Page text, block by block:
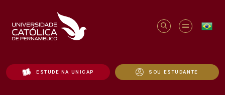
ESTUDE NA UNICAP SOU ESTUDANTE